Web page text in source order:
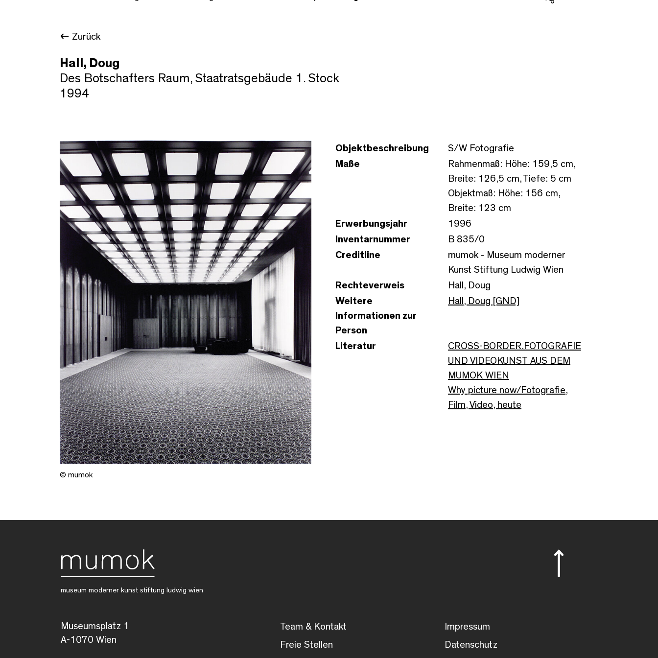
Zurück
Hall, Doug
Des Botschafters Raum, Staatratsgebäude 1. Stock
1994
© mumok
Objektbeschreibung
S/W Fotografie
Maße
Rahmenmaß: Höhe: 159,5 cm,
Breite: 126,5 cm, Tiefe: 5 cm
Objektmaß: Höhe: 156 cm,
Breite: 123 cm
Erwerbungsjahr
1996
Inventarnummer
B 835/0
Creditline
mumok - Museum moderner
Kunst Stiftung Ludwig Wien
Rechteverweis
Hall, Doug
Weitere
Informationen zur
Person
Hall, Doug [GND]
Literatur
CROSS-BORDER.FOTOGRAFIE
UND VIDEOKUNST AUS DEM
MUMOK WIEN
Why picture now/Fotografie,
Film, Video, heute
museum moderner kunst stiftung ludwig wien
Museumsplatz 1
A-1070 Wien
Team & Kontakt
Freie Stellen
Impressum
Datenschutz